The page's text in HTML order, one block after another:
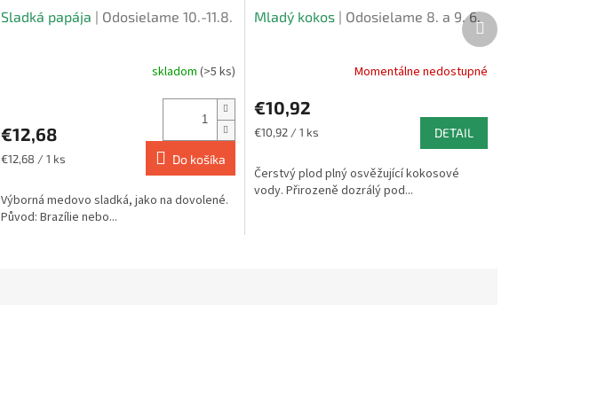
Sladká papája | Odosielame 10.-11.8.
je
5,0
z
hviezdičiek.
skladom (>5 ks)
€12,68
Jednotková
€12,68 / 1 ks Do košíka
Výborná medovo sladká, jako na dovolené.
Původ: Brazílie nebo...
Mladý kokos | Odosielame 8. a 9. 6.
produktu
je
4,6
5
hviezdičiek.
Momentálne nedostupné
€10,92
Jednotková
€10,92 / 1 ks DETAIL
Čerstvý plod plný osvěžující kokosové
vody. Přirozeně dozrálý pod...
Ďalší
produkt